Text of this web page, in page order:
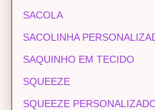
SACOLA
SACOLINHA
SAQUINHO EM TECIDO
SQUEEZE
SQUEEZE